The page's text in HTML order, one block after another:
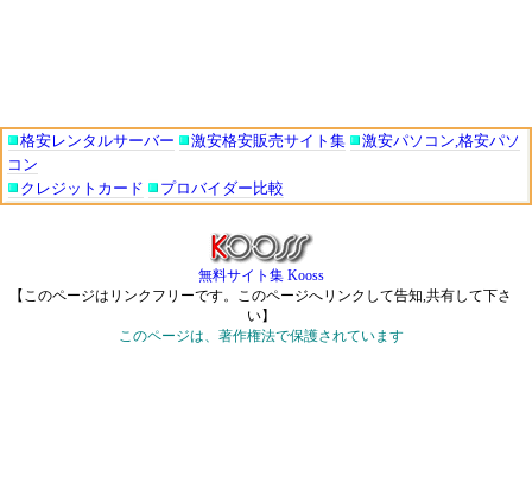
格安レンタルサーバー 激安格安販売サイト集
激安パソコン,格安パソ
コン
クレジットカード
プロバイダー比較
無料サイト集 Kooss
【このページはリンクフリーです。このページへリンクして告知,共有して下さ
い】
このページは、著作権法で保護されています